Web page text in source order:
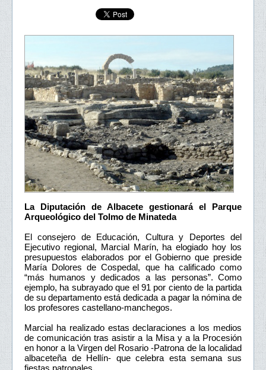
La Diputación de Albacete gestionará el Parque
Arqueológico del Tolmo de Minateda
El consejero de Educación, Cultura y Deportes del
Ejecutivo regional, Marcial Marín, ha elogiado hoy los
presupuestos elaborados por el Gobierno que preside
María Dolores de Cospedal, que ha calificado como
“más humanos y dedicados a las personas”. Como
ejemplo, ha subrayado que el 91 por ciento de la partida
de su departamento está dedicada a pagar la nómina de
los profesores castellano-manchegos.
Marcial ha realizado estas declaraciones a los medios
de comunicación tras asistir a la Misa y a la Procesión
en honor a la Virgen del Rosario -Patrona de la localidad
albaceteña de Hellín- que celebra esta semana sus